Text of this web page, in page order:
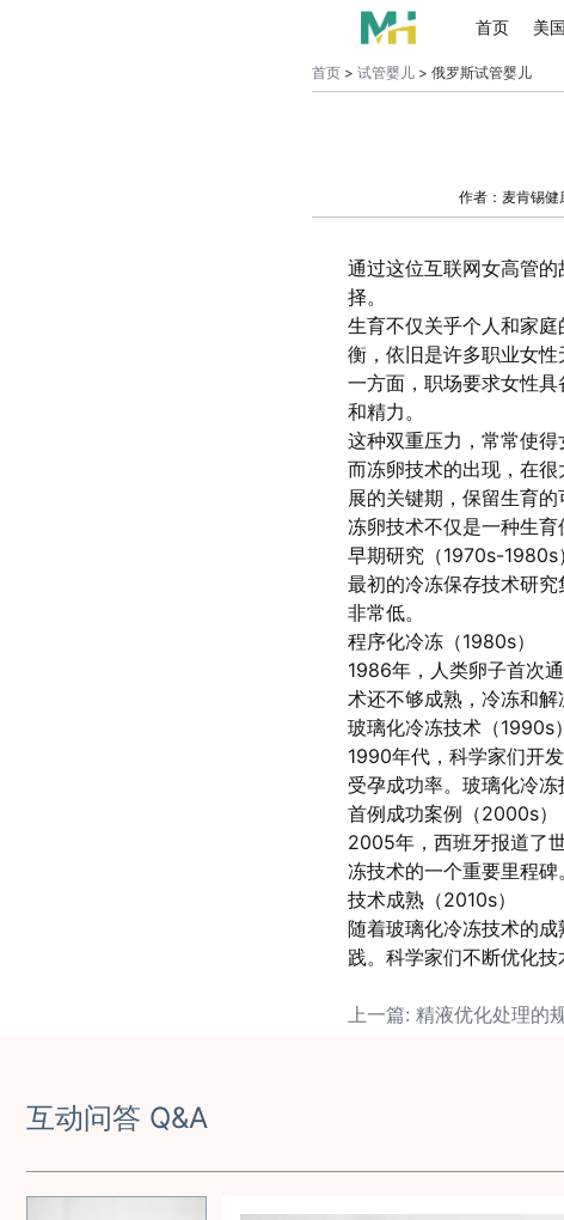
首页 美
首页> 试管婴儿> 俄罗斯试管婴儿
作者：麦肯锡健
通过这位互联网女高管
择。
生育不仅关乎个人和家
衡，依旧是许多职业女性
一方面，职场要求女性
和精力。
这种双重压力，常常使得
而冻卵技术的出现，在
展的关键期，保留生育
冻卵技术不仅是一种生育
早期研究（1970s-1980s）
最初的冷冻保存技术研
非常低。
程序化冷冻（1980s）
1986年，人类卵子首次
术还不够成熟，冷冻和解
玻璃化冷冻技术（1990s）
1990年代，科学家们开
受孕成功率。玻璃化冷
首例成功案例（2000s）
2005年，西班牙报道了
冻技术的一个重要里程碑。
技术成熟（2010s）
随着玻璃化冷冻技术的
践。科学家们不断优化技
上一篇: 精液优化处理的
互动问答 Q&A